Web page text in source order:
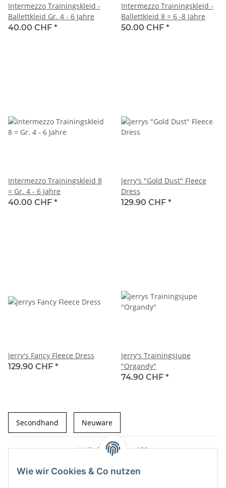
Intermezzo Trainingskleid -
Ballettkleid Gr. 4 - 6 Jahre
40.00 CHF *
Intermezzo Trainingskleid -
Ballettkleid 8 = 6 -8 Jahre
50.00 CHF *
Intermezzo Trainingskleid 8
= Gr. 4 - 6 Jahre
40.00 CHF *
Jerry's "Gold Dust" Fleece
Dress
129.90 CHF *
Jerry's Fancy Fleece Dress
129.90 CHF *
Jerry's Trainingsjupe
"Organdy"
74.90 CHF *
Secondhand Neuware
Artikel 1 - 20 von 132
Seite1
Wie wir Cookies & Co nutzen